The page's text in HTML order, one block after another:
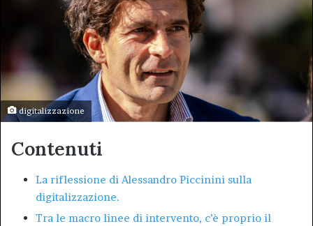
digitalizzazione
Contenuti
La riflessione di Alessandro Piccinini sulla
digitalizzazione.
Tra le macro linee di intervento, c’è proprio il